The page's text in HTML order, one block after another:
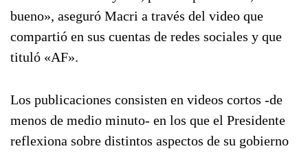
bueno», aseguró Macri a través del video que
compartió en sus cuentas de redes sociales y que
tituló «AF».
Los publicaciones consisten en videos cortos -de
menos de medio minuto- en los que el Presidente
reflexiona sobre distintos aspectos de su gobierno